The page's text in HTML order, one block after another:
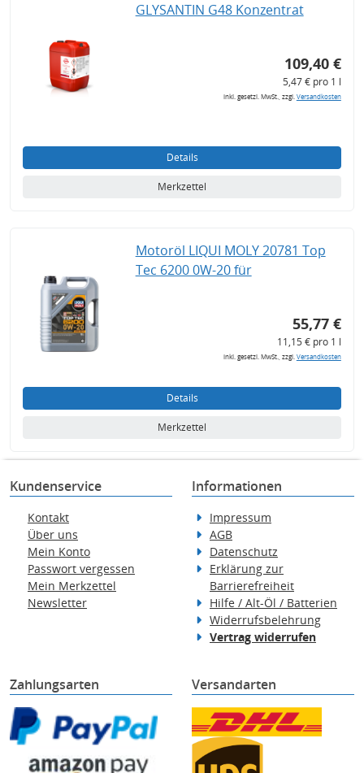
GLYSANTIN G48 Konzentrat
109,40 €
5,47 € pro 1 l
inkl. gesetzl. MwSt., zzgl.Versandkosten
Details
Merkzettel
Motoröl LIQUI MOLY 20781 Top
Tec 6200 0W-20 für
55,77 €
11,15 € pro 1 l
inkl. gesetzl. MwSt., zzgl.Versandkosten
Details
Merkzettel
Kundenservice
Kontakt
Über uns
Mein Konto
Passwort vergessen
Mein Merkzettel
Newsletter
Informationen
Impressum
AGB
Datenschutz
Erklärung zur
Barrierefreiheit
Hilfe / Alt-Öl / Batterien
Widerrufsbelehrung
Vertrag widerrufen
Zahlungsarten Versandarten